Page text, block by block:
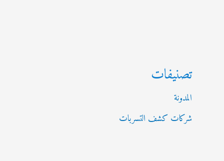
تصنيفات
شركات كشف التسربات